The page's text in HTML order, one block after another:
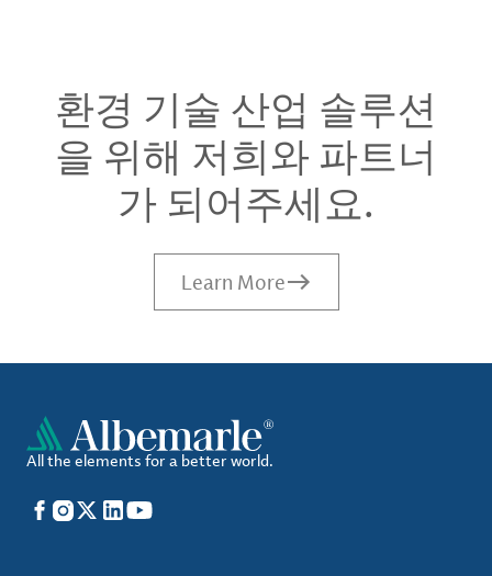
환경 기술 산업 솔루션
을 위해 저희와 파트너
가 되어주세요.
Learn More
All the elements for a better world.
Facebook
Instagram
X LinkedIn
YouTube